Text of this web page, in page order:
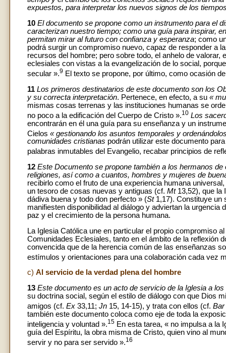
expuestos, para interpretar los nuevos signos de los
10 El documento se propone como un instrumento para el
caracterizan nuestro tiempo; como una guía para inspirar,
permitan mirar al futuro con confianza y esperanza; como
podrá surgir un compromiso nuevo, capaz de responder a
recursos del hombre; pero sobre todo, el anhelo de
eclesiales con vistas a la evangelización de lo social,
secular ».9 El texto se propone, por último, como ocasión
11 Los primeros destinatarios de este documento son los
y su correcta interpretación. Pertenece, en efecto, a su «
mismas cosas terrenas y las instituciones humanas se
no poco a la edificación del Cuerpo de Cristo ».10 Los
encontrarán en él una guía para su enseñanza y un
Cielos « gestionando los asuntos temporales y
comunidades cristianas podrán utilizar este documento
palabras inmutables del Evangelio, recabar principios de
12 Este Documento se propone también a los hermanos
religiones, así como a cuantos, hombres y mujeres de
recibirlo como el fruto de una experiencia humana
un tesoro de cosas nuevas y antiguas (cf. Mt13,52), que la
dádiva buena y todo don perfecto » (St1,17). Constituye un
manifiesten disponibilidad al diálogo y adviertan la
paz y el crecimiento de la persona humana.
La Iglesia Católica une en particular el propio compromiso
Comunidades Eclesiales, tanto en el ámbito de la reflexión
convencida que de la herencia común de las enseñanzas
estímulos y orientaciones para una colaboración cada vez
c) Al servicio de la verdad plena del hombre
13 Este documento es un acto de servicio de la Iglesia a
su doctrina social, según el estilo de diálogo con que Dios
amigos (cf. Ex 33,11; Jn 15, 14-15), y trata con ellos (cf. Bar
también este documento coloca como eje de toda la
inteligencia y voluntad ».15 En esta tarea, « no impulsa a la
guía del Espíritu, la obra misma de Cristo, quien vino al
servir y no para ser servido ».16